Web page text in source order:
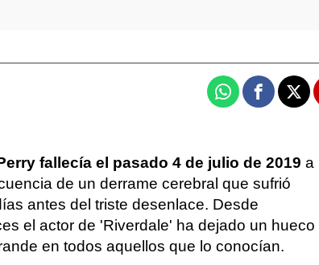
WhatsappFacebook
X
fallecía el pasado 4 de julio de 2019 a
de un derrame cerebral que sufrió
antes del triste desenlace. Desde
el actor de 'Riverdale' ha dejado un hueco
en todos aquellos que lo conocían.